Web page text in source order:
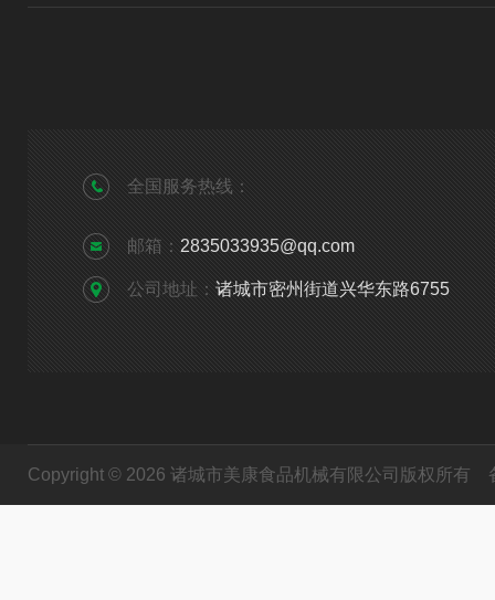
全国服务热线：
邮箱： 2835033935@qq.com
公司地址： 诸城市密州街道兴华东路6755
Copyright © 2026 诸城市美康食品机械有限公司版权所有